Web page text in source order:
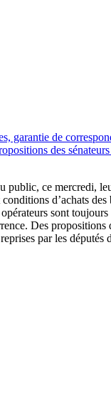
garantie de
des
public, ce mercredi,
d’achats des
sont
Des propositions
par les députés